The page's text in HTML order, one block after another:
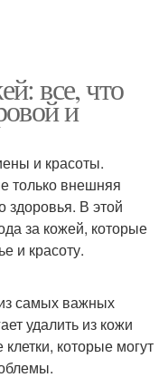
все, что
и
и красоты.
только внешняя
здоровья. В этой
за кожей, которые
и красоту.
самых важных
удалить из кожи
которые могут